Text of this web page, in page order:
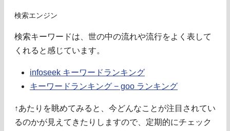
検索エンジン
検索キーワードは、世の中の流れや流行をよく表して
くれると感じています。
infoseek キーワードランキング
キーワードランキング − goo ランキング
↑あたりを眺めてみると、今どんなことが注目されてい
るのかが見えてきたりしますので、定期的にチェック